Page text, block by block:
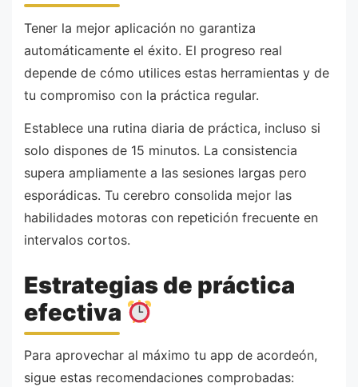
Tener la mejor aplicación no garantiza
automáticamente el éxito. El progreso real
depende de cómo utilices estas herramientas y de
tu compromiso con la práctica regular.
Establece una rutina diaria de práctica, incluso si
solo dispones de 15 minutos. La consistencia
supera ampliamente a las sesiones largas pero
esporádicas. Tu cerebro consolida mejor las
habilidades motoras con repetición frecuente en
intervalos cortos.
Estrategias de práctica
efectiva
Para aprovechar al máximo tu app de acordeón,
sigue estas recomendaciones comprobadas: